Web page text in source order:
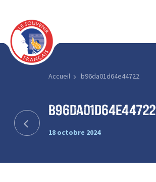
Accueil b96da01d64e44722
b96da01d64e44722
18 octobre 2024